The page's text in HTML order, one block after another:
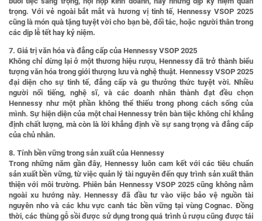
trọng. Với vẻ ngoài bắt mắt và hương vị tinh tế, Hennessy VSOP 2025
cũng là món quà tặng tuyệt vời cho bạn bè, đối tác, hoặc người thân trong
các dịp lễ tết hay kỷ niệm.
7. Giá trị văn hóa và đẳng cấp của Hennessy VSOP 2025
Không chỉ dừng lại ở một thương hiệu rượu, Hennessy đã trở thành biểu
tượng văn hóa trong giới thượng lưu và nghệ thuật. Hennessy VSOP 2025
đại diện cho sự tinh tế, đẳng cấp và gu thưởng thức tuyệt vời. Nhiều
người nổi tiếng, nghệ sĩ, và các doanh nhân thành đạt đều chọn
Hennessy như một phần không thể thiếu trong phong cách sống của
mình. Sự hiện diện của một chai Hennessy trên bàn tiệc không chỉ khẳng
định chất lượng, mà còn là lời khẳng định về sự sang trọng và đẳng cấp
của chủ nhân.
8. Tính bền vững trong sản xuất của Hennessy
Trong những năm gần đây, Hennessy luôn cam kết với các tiêu chuẩn
sản xuất bền vững, từ việc quản lý tài nguyên đến quy trình sản xuất thân
thiện với môi trường. Phiên bản Hennessy VSOP 2025 cũng không nằm
ngoài xu hướng này. Hennessy đã đầu tư vào việc bảo vệ nguồn tài
nguyên nho và các khu vực canh tác bền vững tại vùng Cognac. Đồng
thời, các thùng gỗ sồi được sử dụng trong quá trình ủ rượu cũng được tái